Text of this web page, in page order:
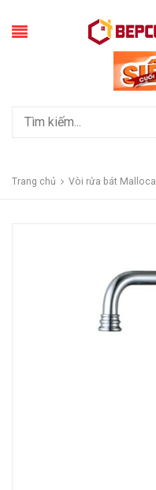
Trang chủ Vòi rửa bát Malloca